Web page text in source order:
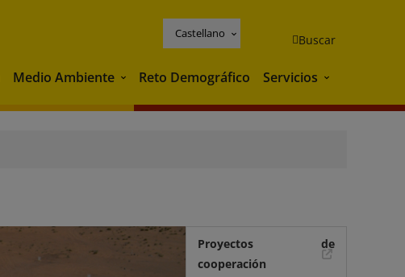
Castellano Buscar
Medio Ambiente Medio Ambiente
Reto Demográfico Servicios Servicios
Proyectos de
cooperación